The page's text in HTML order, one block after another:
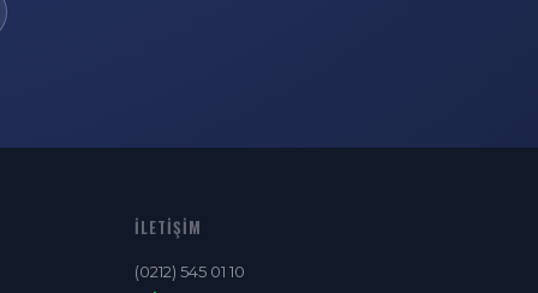
İLETIŞIM
(0212) 545 01 10